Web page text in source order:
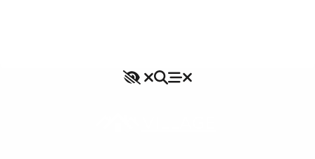
Accessibilité
Rechercher